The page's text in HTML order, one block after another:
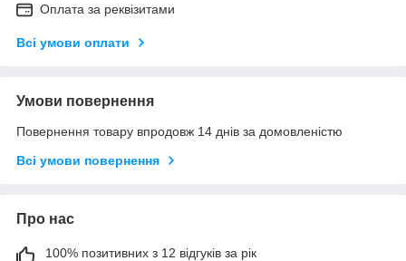
Оплата за реквізитами
Всі умови оплати
Умови повернення
Повернення товару впродовж 14 днів за домовленістю
Всі умови повернення
Про нас
100% позитивних з 12 відгуків за рік